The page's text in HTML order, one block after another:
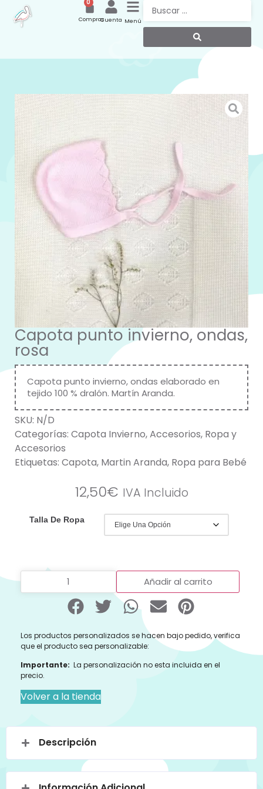
Menú
Cuenta
0
Compras
Capota punto invierno, ondas,
rosa
Capota punto invierno, ondas elaborado en
tejido 100 % dralón. Martín Aranda.
SKU: N/D
Categorías: Capota Invierno,Accesorios, Ropa y
Accesorios
Etiquetas: Capota, Martin Aranda, Ropa para Bebé
12,50€ IVA Incluido
Talla De Ropa
Añadir al carrito
Los productos personalizados se hacen bajo pedido, verifica
que el producto sea personalizable:
Importante: La personalización no esta incluida en el
precio.
Volver a la tienda
Descripción